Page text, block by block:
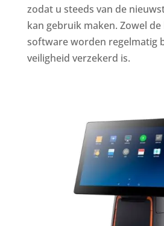
zodat u steeds van de
kan gebruik maken. Zowel
software worden regelmatig
veiligheid verzekerd is.